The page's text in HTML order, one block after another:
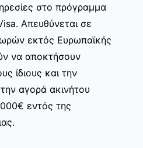
στο πρόγραμμα
Απευθύνεται σε
εκτός Ευρωπαϊκής
να αποκτήσουν
ίδιους και την
αγορά ακινήτου
εντός της